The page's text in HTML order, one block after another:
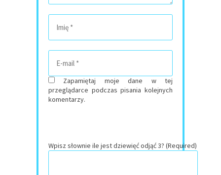
Zapamiętaj moje dane w tej
przeglądarce podczas pisania kolejnych
komentarzy.
Wpisz słownie ile jest dziewięć odjąć 3? (Required)